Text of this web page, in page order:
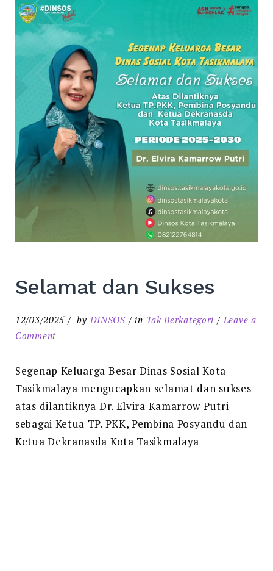
EXPAND
Search
for:
SEARCH
Selamat dan Sukses
12/03/2025 by DINSOS in Tak Berkategori
Leave a
Commenton
dan
Sukses
Segenap Keluarga Besar Dinas Sosial Kota
Tasikmalaya mengucapkan selamat dan sukses
atas dilantiknya Dr. Elvira Kamarrow Putri
sebagai Ketua TP. PKK, Pembina Posyandu dan
Ketua Dekranasda Kota Tasikmalaya